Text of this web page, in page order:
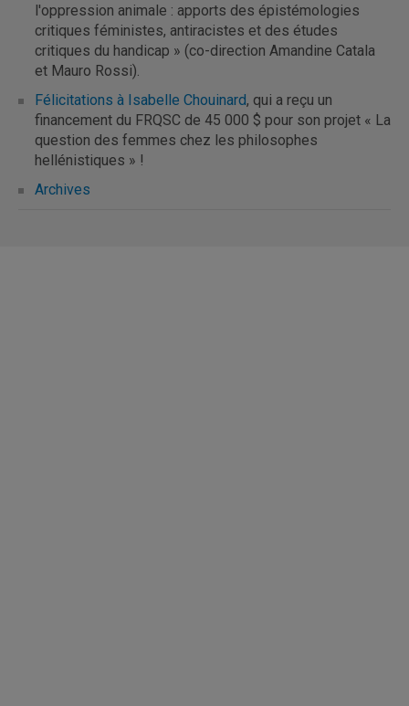
l'oppression animale : apports des épistémologies
critiques féministes, antiracistes et des études
critiques du handicap » (co-direction Amandine Catala
et Mauro Rossi).
Félicitations à Isabelle Chouinard, qui a reçu un
financement du FRQSC de 45 000 $ pour son projet « La
question des femmes chez les philosophes
hellénistiques » !
Archives